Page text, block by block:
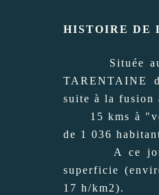
HISTOIRE DE
Située au
TARENTAINE
suite à la fusion
15 kms à "vol
de 1 036
A ce jour,
superficie
17 h/km2).